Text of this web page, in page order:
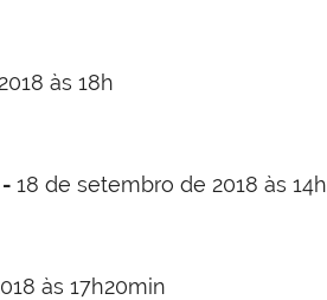
às 18h
18 de setembro de 2018 às 14h
às 17h20min